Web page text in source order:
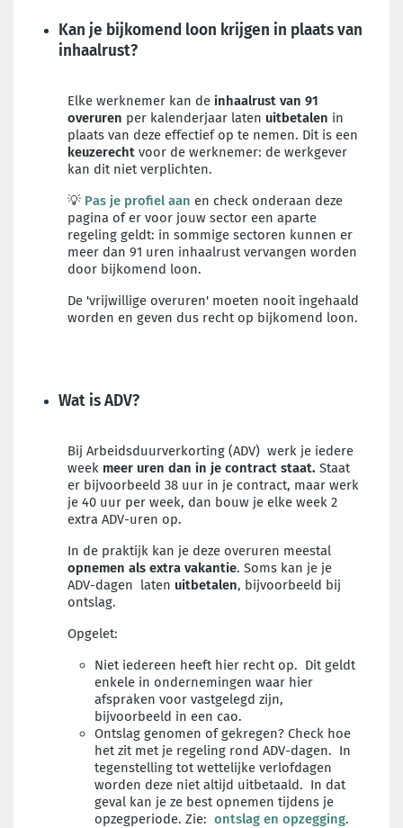
Kan je bijkomend loon krijgen in plaats van
inhaalrust?
Elke werknemer kan de inhaalrust van 91
overuren per kalenderjaar laten uitbetalen in
plaats van deze effectief op te nemen. Dit is een
keuzerecht voor de werknemer: de werkgever
kan dit niet verplichten.
💡 Pas je profiel aan en check onderaan deze
pagina of er voor jouw sector een aparte
regeling geldt: in sommige sectoren kunnen er
meer dan 91 uren inhaalrust vervangen worden
door bijkomend loon.
De 'vrijwillige overuren' moeten nooit ingehaald
worden en geven dus recht op bijkomend loon.
Wat is ADV?
Bij Arbeidsduurverkorting (ADV) werk je iedere
week meer uren dan in je contract staat. Staat
er bijvoorbeeld 38 uur in je contract, maar werk
je 40 uur per week, dan bouw je elke week 2
extra ADV-uren op.
In de praktijk kan je deze overuren meestal
opnemen als extra vakantie. Soms kan je je
ADV-dagen laten uitbetalen, bijvoorbeeld bij
ontslag.
Opgelet:
Niet iedereen heeft hier recht op. Dit geldt
enkele in ondernemingen waar hier
afspraken voor vastgelegd zijn,
bijvoorbeeld in een cao.
Ontslag genomen of gekregen? Check hoe
het zit met je regeling rond ADV-dagen. In
tegenstelling tot wettelijke verlofdagen
worden deze niet altijd uitbetaald. In dat
geval kan je ze best opnemen tijdens je
opzegperiode. Zie: ontslag en opzegging.